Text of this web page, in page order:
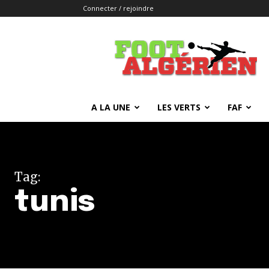
Connecter / rejoindre
FOOTALGERIEN
A LA UNE LES VERTS FAF
Tag:
tunis